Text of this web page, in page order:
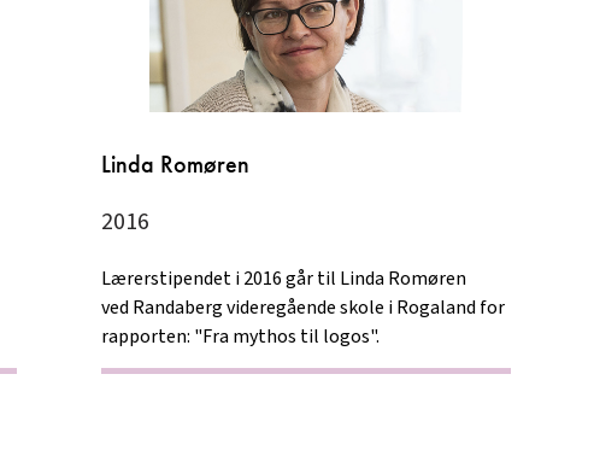
Linda Romøren
2016
Lærerstipendet i 2016 går til Linda Romøren
ved Randaberg videregående skole i Rogaland for
rapporten: "Fra mythos til logos".